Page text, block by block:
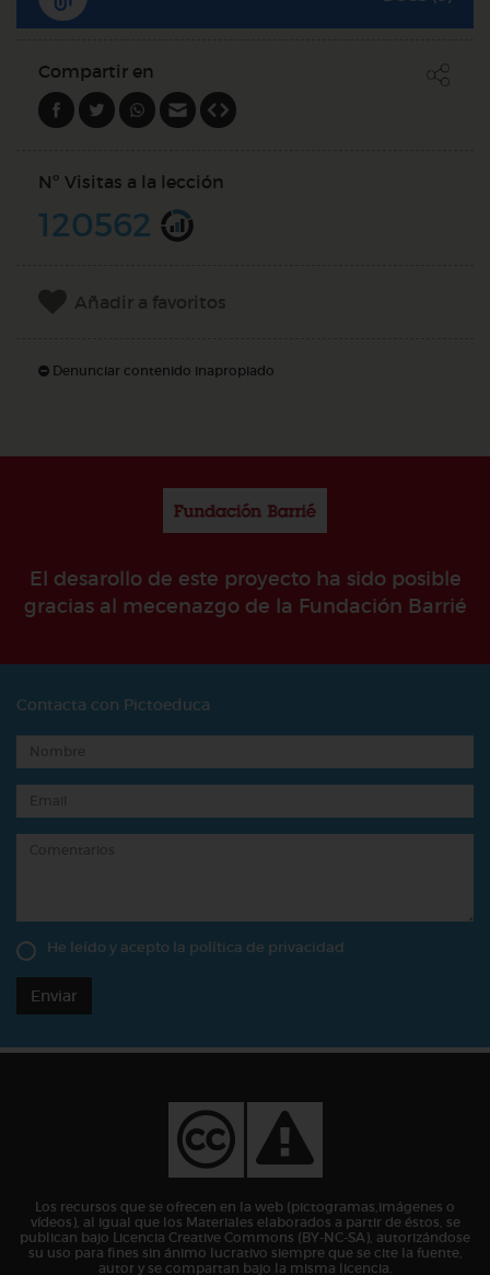
Compartir en
Nº Visitas a la lección
120562
Añadir a favoritos
Denunciar contenido inapropiado
El desarollo de este proyecto ha sido posible
gracias al mecenazgo de la Fundación Barrié
Contacta con Pictoeduca
He leído y acepto la política de privacidad
Enviar
Los recursos que se ofrecen en la web (pictogramas,imágenes o
vídeos), al igual que los Materiales elaborados a partir de éstos, se
publican bajo Licencia Creative Commons (BY-NC-SA), autorizándose
su uso para fines sin ánimo lucrativo siempre que se cite la fuente,
autor y se compartan bajo la misma licencia.